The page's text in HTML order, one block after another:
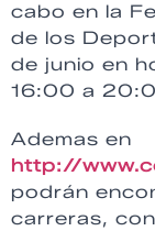
cabo en la
de los
de junio en
16:00 a
Ademas en
http://
podrán
carreras,